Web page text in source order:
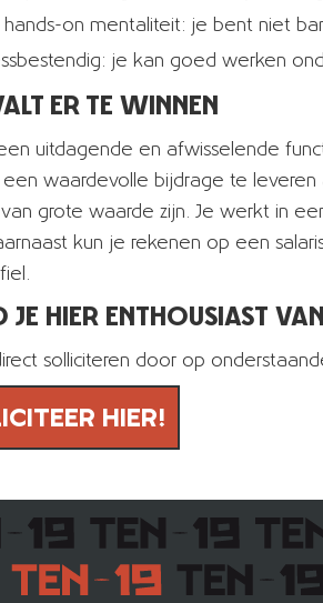
hands-on mentaliteit: je bent niet
je kan goed werken
ER TE WINNEN
uitdagende en afwisselende
waardevolle bijdrage te
van grote waarde zijn. Je werkt in
kun je rekenen op een
HIER ENTHOUSIAST
solliciteren door op
HIER!